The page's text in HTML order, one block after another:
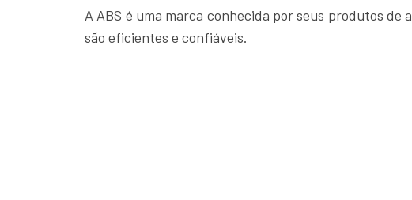
A ABS é uma marca conhecida por seus produtos
são eficientes e confiáveis.